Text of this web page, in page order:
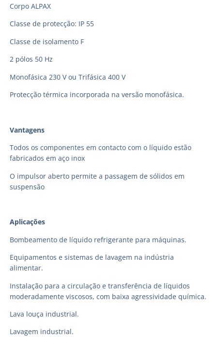
Corpo ALPAX
Classe de protecção: IP 55
Classe de isolamento F
2 pólos 50 Hz
Monofásica 230 V ou Trifásica 400 V
Protecção térmica incorporada na versão monofásica.
Vantagens
Todos os componentes em contacto com o líquido estão
fabricados em aço inox
O impulsor aberto permite a passagem de sólidos em
suspensão
Aplicações
Bombeamento de líquido refrigerante para máquinas.
Equipamentos e sistemas de lavagem na indústria
alimentar.
Instalação para a circulação e transferência de líquidos
moderadamente viscosos, com baixa agressividade química.
Lava louça industrial.
Lavagem industrial.